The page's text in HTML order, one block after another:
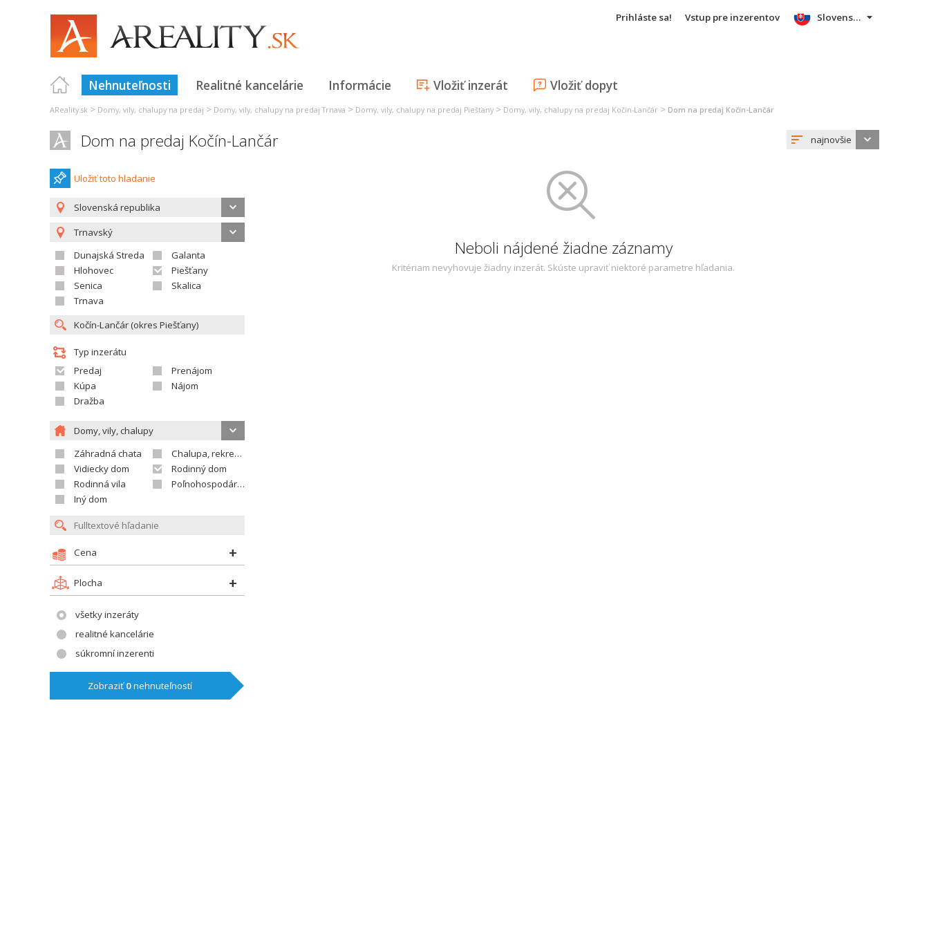
Prihláste sa! Vstup pre inzerentov
Nehnuteľnosti Realitné kancelárie Informácie Vložiť inzerát Vložiť dopyt
Slovensky
AReality.sk > Domy, vily, chalupy na predaj > Domy, vily, chalupy na predaj Trnava > Domy, vily, chalupy na predaj Piešťany > Domy, vily, chalupy na predaj Kočín-Lančár > Dom na predaj Kočín-Lančár
Dom na predaj Kočín-Lančár najnovšie
Uložiť toto hladanie
Slovenská republika
Trnavský
Dunajská Streda
Galanta
Hlohovec
Piešťany
Senica
Skalica
Trnava
Typ inzerátu
Predaj
Prenájom
Kúpa
Nájom
Dražba
Domy, vily, chalupy
Záhradná chata
Chalupa, rekreačný domček
Vidiecky dom
Rodinný dom
Rodinná vila
Poľnohospodárska usadlosť
Iný dom
Cena
Plocha
všetky inzeráty
realitné kancelárie
súkromní inzerenti
Zobraziť0nehnuteľností
Neboli nájdené žiadne záznamy
Kritériam nevyhovuje žiadny inzerát. Skúste upraviť niektoré parametre hľadania.